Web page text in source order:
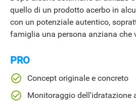
quello di un prodotto acerbo in
con un potenziale autentico,
famiglia una persona anziana che
PRO
Concept originale e concreto
Monitoraggio dell'idratazione